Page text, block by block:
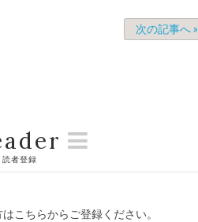
次の記事へ »
読者登録
こちらからご登録ください。